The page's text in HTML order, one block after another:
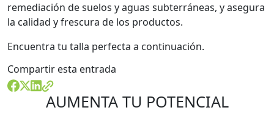
remediación de suelos y aguas subterráneas, y asegura
la calidad y frescura de los productos.
Encuentra tu talla perfecta a continuación.
Compartir esta entrada
AUMENTA TU POTENCIAL